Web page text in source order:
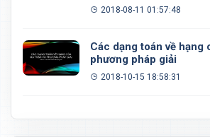
2018-08-11 01:57:48
Các dạng toán về hạng
phương pháp giải
2018-10-15 18:58:31